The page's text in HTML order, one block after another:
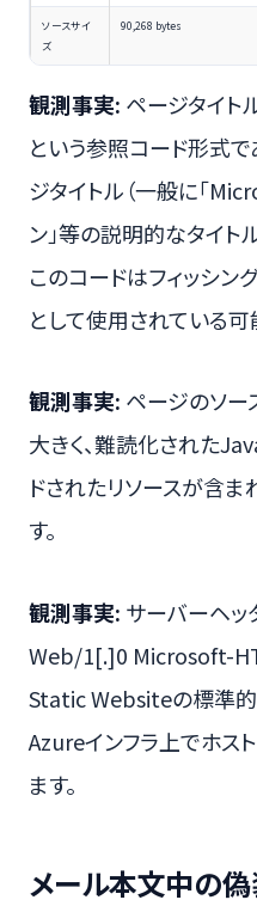
ソースサイ
ズ
90,268 bytes
観測事実: ページタイト
という参照コード形式
ジタイトル（一般に「
ン」等の説明的なタイト
このコードはフィッシ
として使用されている可
観測事実: ページのソー
大きく、難読化された
ドされたリソースが含
す。
観測事実: サーバーヘッ
Web/1[.]0 Microsoft-
Static Websiteの標準的
Azureインフラ上でホス
ます。
メール本文中の